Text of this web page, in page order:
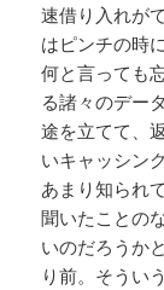
速借り入れが
はピンチの時
何と言っても
る諸々のデー
途を立てて、
いキャッシン
あまり知られ
聞いたことの
いのだろうか
り前。そうい